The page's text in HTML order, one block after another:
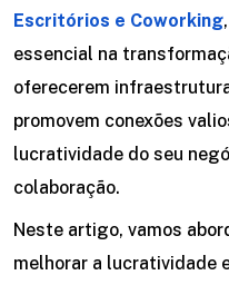
Escritórios e Coworking
essencial na
oferecerem
promovem conexões
lucratividade do seu
colaboração.
Neste artigo, vamos
melhorar a lucratividade